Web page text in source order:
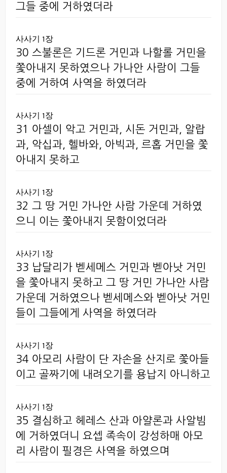
그들 중에 거하였더라
사사기 1장
30 스불론은 기드론 거민과 나할롤 거민을
쫓아내지 못하였으나 가나안 사람이 그들
중에 거하여 사역을 하였더라
사사기 1장
31 아셀이 악고 거민과, 시돈 거민과, 알랍
과, 악십과, 헬바와, 아빅과, 르홉 거민을 쫓
아내지 못하고
사사기 1장
32 그 땅 거민 가나안 사람 가운데 거하였
으니 이는 쫓아내지 못함이었더라
사사기 1장
33 납달리가 벧세메스 거민과 벧아낫 거민
을 쫓아내지 못하고 그 땅 거민 가나안 사람
가운데 거하였으나 벧세메스와 벧아낫 거민
들이 그들에게 사역을 하였더라
사사기 1장
34 아모리 사람이 단 자손을 산지로 쫓아들
이고 골짜기에 내려오기를 용납지 아니하고
사사기 1장
35 결심하고 헤레스 산과 아얄론과 사알빔
에 거하였더니 요셉 족속이 강성하매 아모
리 사람이 필경은 사역을 하였으며